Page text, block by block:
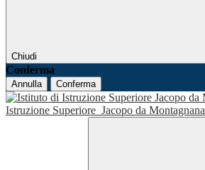
Chiudi
Conferma
Annulla Conferma
Istruzione Superiore Jacopo da Montagnana